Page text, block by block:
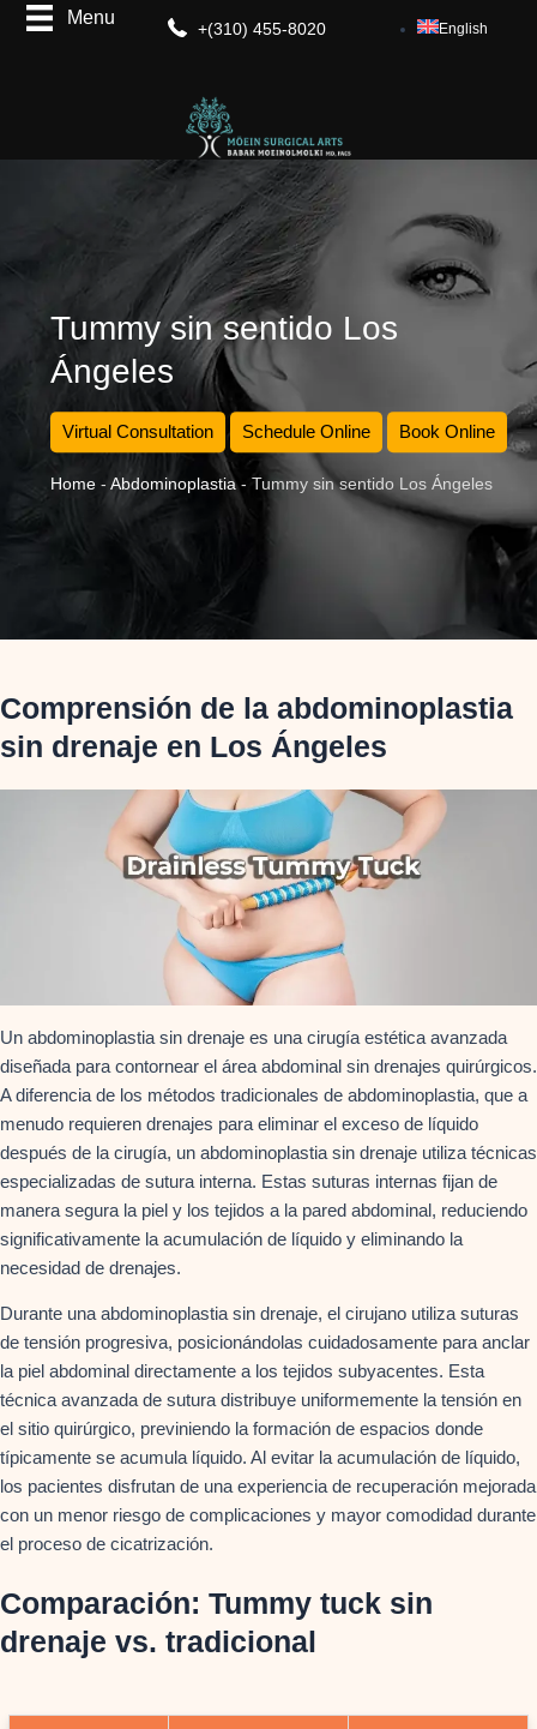
English
+(310) 455-8020
Tummy sin sentido Los
Ángeles
Virtual Consultation Schedule Online Book Online
Home -Abdominoplastia-Tummy sin sentido Los Ángeles
Comprensión de la abdominoplastia
sin drenaje en Los Ángeles
Un abdominoplastia sin drenaje es una cirugía estética avanzada
diseñada para contornear el área abdominal sin drenajes quirúrgicos.
A diferencia de los métodos tradicionales de abdominoplastia, que a
menudo requieren drenajes para eliminar el exceso de líquido
después de la cirugía, un abdominoplastia sin drenaje utiliza técnicas
especializadas de sutura interna. Estas suturas internas fijan de
manera segura la piel y los tejidos a la pared abdominal, reduciendo
significativamente la acumulación de líquido y eliminando la
necesidad de drenajes.
Durante una abdominoplastia sin drenaje, el cirujano utiliza suturas
de tensión progresiva, posicionándolas cuidadosamente para anclar
la piel abdominal directamente a los tejidos subyacentes. Esta
técnica avanzada de sutura distribuye uniformemente la tensión en
el sitio quirúrgico, previniendo la formación de espacios donde
típicamente se acumula líquido. Al evitar la acumulación de líquido,
los pacientes disfrutan de una experiencia de recuperación mejorada
con un menor riesgo de complicaciones y mayor comodidad durante
el proceso de cicatrización.
Comparación: Tummy tuck sin
drenaje vs. tradicional